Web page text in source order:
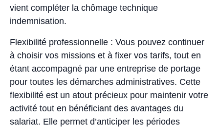
vient compléter la chômage technique
indemnisation.
Flexibilité professionnelle : Vous pouvez continuer
à choisir vos missions et à fixer vos tarifs, tout en
étant accompagné par une entreprise de portage
pour toutes les démarches administratives. Cette
flexibilité est un atout précieux pour maintenir votre
activité tout en bénéficiant des avantages du
salariat. Elle permet d’anticiper les périodes